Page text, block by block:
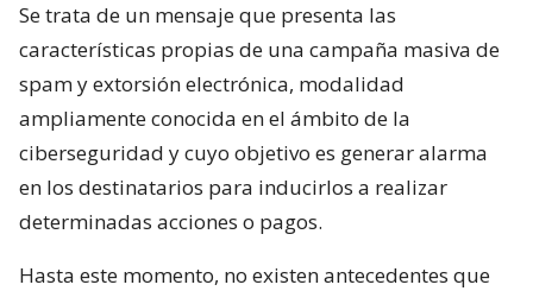
Se trata de un mensaje que presenta las
características propias de una campaña masiva de
spam y extorsión electrónica, modalidad
ampliamente conocida en el ámbito de la
ciberseguridad y cuyo objetivo es generar alarma
en los destinatarios para inducirlos a realizar
determinadas acciones o pagos.
Hasta este momento, no existen antecedentes que